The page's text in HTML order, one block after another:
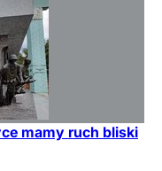
mamy ruch bliski